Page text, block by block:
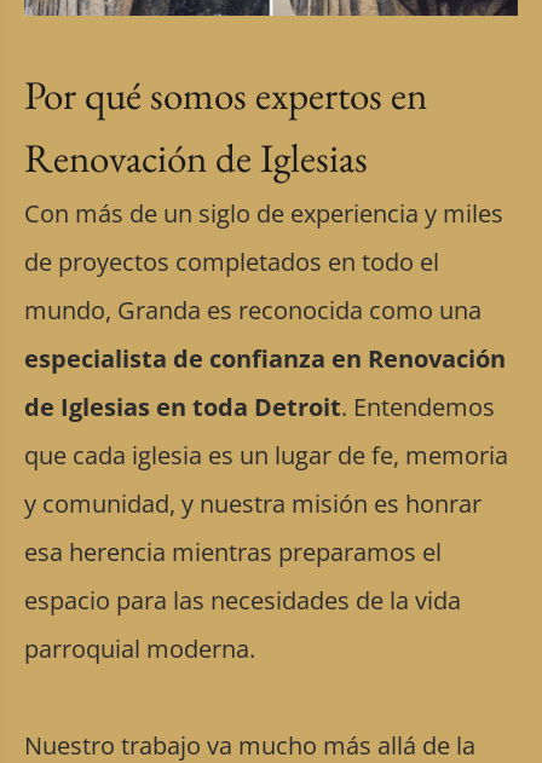
Por qué somos expertos en
Renovación de Iglesias
Con más de un siglo de experiencia y miles
de proyectos completados en todo el
mundo, Granda es reconocida como una
especialista de confianza en Renovación
de Iglesias en toda Detroit. Entendemos
que cada iglesia es un lugar de fe, memoria
y comunidad, y nuestra misión es honrar
esa herencia mientras preparamos el
espacio para las necesidades de la vida
parroquial moderna.
Nuestro trabajo va mucho más allá de la